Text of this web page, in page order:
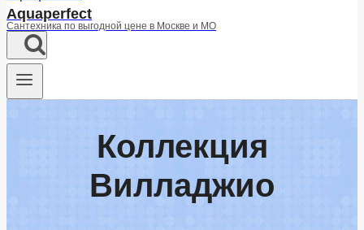
Aquaperfect
Сантехника по выгодной цене в Москве и МО
Коллекция
Вилладжио